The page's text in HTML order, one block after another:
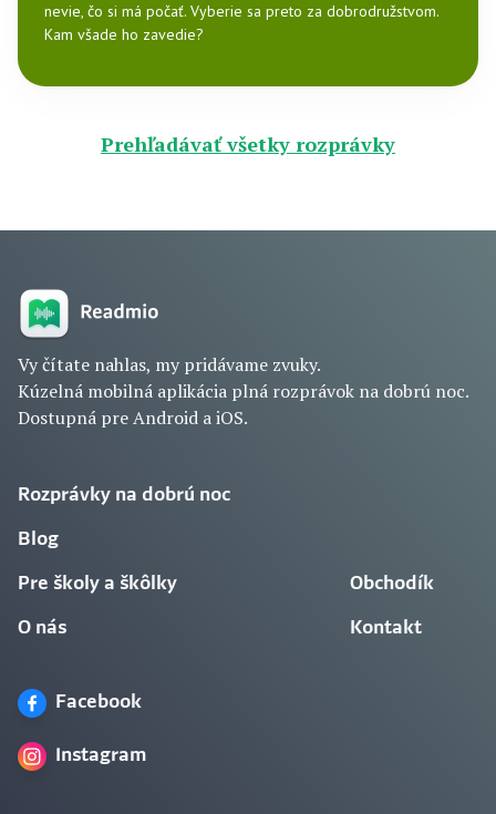
nevie, čo si má počať. Vyberie sa preto za dobrodružstvom.
Kam všade ho zavedie?
Prehľadávať všetky rozprávky
Vy čítate nahlas, my pridávame zvuky.
Kúzelná mobilná aplikácia plná rozprávok na dobrú noc.
Dostupná pre Android a iOS.
Rozprávky na dobrú noc
Blog
Pre školy a škôlky
O nás
Obchodík
Kontakt
Facebook
Instagram